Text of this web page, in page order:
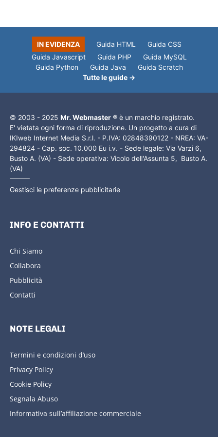
IN EVIDENZA Guida HTML
Guida CSS
Guida Javascript
Guida PHP
Guida MySQL
Guida Python
Guida Java
Guida Scratch
Tutte le guide →
© 2003 - 2025 Mr. Webmaster ® è un marchio registrato.
E' vietata ogni forma di riproduzione. Un progetto a cura di
IKIweb Internet Media S.r.l. - P.IVA: 02848390122 - NREA: VA-
294824 - Cap. soc. 10.000 Eu i.v. - Sede legale: Via Varzi 6,
Busto A. (VA) - Sede operativa: Vicolo dell'Assunta 5, Busto A.
(VA)
Gestisci le preferenze pubblicitarie
INFO E CONTATTI
Chi Siamo
Collabora
Pubblicità
Contatti
NOTE LEGALI
Termini e condizioni d’uso
Privacy Policy
Cookie Policy
Segnala Abuso
Informativa sull’affiliazione commerciale